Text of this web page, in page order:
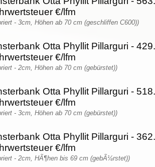
€/lfm
- 3cm, Höhen ab 70 cm (geschliffen C600))
Otta Phyllit Pillarguri -
€/lfm
- 2cm, Höhen ab 70 cm (gebürstet))
Otta Phyllit Pillarguri -
€/lfm
- 3cm, Höhen ab 70 cm (gebürstet))
Otta Phyllit Pillarguri -
€/lfm
- 2cm, HÃ¶hen bis 69 cm (gebÃ¼rstet))